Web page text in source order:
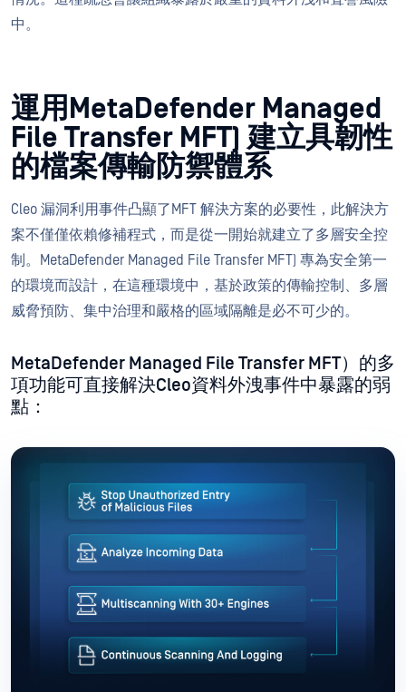
中。
運用MetaDefender Managed
File Transfer MFT) 建立具韌性
的檔案傳輸防禦體系
Cleo 漏洞利用事件凸顯了MFT 解決方案的必要性，此解決方
案不僅僅依賴修補程式，而是從一開始就建立了多層安全控
制。MetaDefender Managed File Transfer MFT) 專為安全第一
的環境而設計，在這種環境中，基於政策的傳輸控制、多層
威脅預防、集中治理和嚴格的區域隔離是必不可少的。
MetaDefender Managed File Transfer MFT）的多
項功能可直接解決Cleo資料外洩事件中暴露的弱
點：